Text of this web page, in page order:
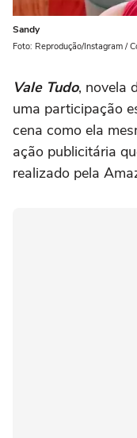
Sandy
Foto: Reprodução/Instagram /
Vale Tudo, novela
uma participação
cena como ela
ação publicitária
realizado pela